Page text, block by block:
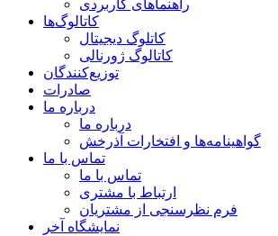
راهنماهای کاربردی
کاتالوگ‌ها
کاتلوگ دیجیتال
کاتالوگ ژورنالی
توزیع‌کنندگان
صادرات
درباره ما
درباره ما
گواهینامه‌ها و افتخارات آذرخش
تماس با ما
تماس با ما
ارتباط با مشتری
فرم نظرسنجی از مشتریان
نمایشگاه‌ آخر